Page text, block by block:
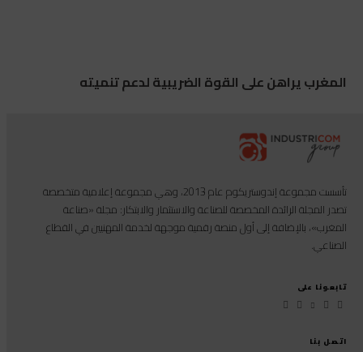
المغرب يراهن على القوة الضريبية لدعم تنميته
اتصل بنا
تأسست مجموعة إندوستريكوم عام 2013، وهي مجموعة إعلامية متخصصة
تصدر المجلة الرائدة المخصصة للصناعة والاستثمار والابتكار: مجلة «صناعة
المغرب»، بالإضافة إلى أول منصة رقمية موجهة لخدمة المهنيين في القطاع
الصناعي.
تابعونا على